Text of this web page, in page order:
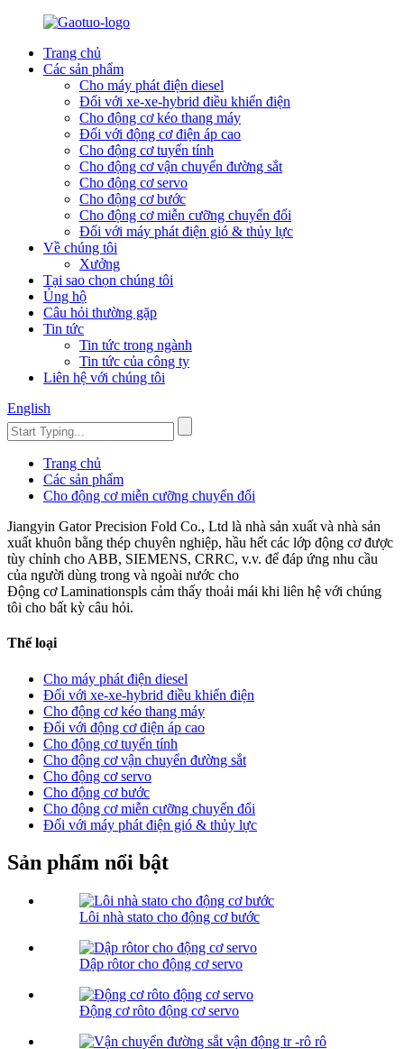
Trang chủ
Các sản phẩm
Cho máy phát điện diesel
Đối với xe-xe-hybrid điều khiển điện
Cho động cơ kéo thang máy
Đối với động cơ điện áp cao
Cho động cơ tuyến tính
Cho động cơ vận chuyển đường sắt
Cho động cơ servo
Cho động cơ bước
Cho động cơ miễn cưỡng chuyển đổi
Đối với máy phát điện gió & thủy lực
Về chúng tôi
Xưởng
Tại sao chọn chúng tôi
Ủng hộ
Câu hỏi thường gặp
Tin tức
Tin tức trong ngành
Tin tức của công ty
Liên hệ với chúng tôi
English
Trang chủ
Các sản phẩm
Cho động cơ miễn cưỡng chuyển đổi
Jiangyin Gator Precision Fold Co., Ltd là nhà sản xuất và nhà sản
xuất khuôn bằng thép chuyên nghiệp, hầu hết các lớp động cơ được
tùy chỉnh cho ABB, SIEMENS, CRRC, v.v. để đáp ứng nhu cầu
của người dùng trong và ngoài nước cho
Động cơ Laminationspls cảm thấy thoải mái khi liên hệ với chúng
tôi cho bất kỳ câu hỏi.
Thể loại
Cho máy phát điện diesel
Đối với xe-xe-hybrid điều khiển điện
Cho động cơ kéo thang máy
Đối với động cơ điện áp cao
Cho động cơ tuyến tính
Cho động cơ vận chuyển đường sắt
Cho động cơ servo
Cho động cơ bước
Cho động cơ miễn cưỡng chuyển đổi
Đối với máy phát điện gió & thủy lực
Sản phẩm nổi bật
Lôi nhà stato cho động cơ bước
Dập rôtor cho động cơ servo
Động cơ rôto động cơ servo